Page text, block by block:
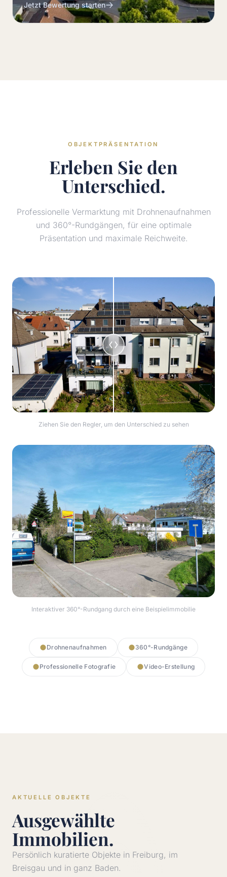
Jetzt Bewertung starten
OBJEKTPRÄSENTATION
Erleben Sie den
Unterschied.
Professionelle Vermarktung mit Drohnenaufnahmen
und 360°-Rundgängen, für eine optimale
Präsentation und maximale Reichweite.
Ziehen Sie den Regler, um den Unterschied zu sehen
Interaktiver 360°-Rundgang durch eine Beispielimmobilie
Drohnenaufnahmen 360°-Rundgänge
Professionelle Fotografie Video-Erstellung
AKTUELLE OBJEKTE
Ausgewählte
Immobilien.
Persönlich kuratierte Objekte in Freiburg, im
Breisgau und in ganz Baden.